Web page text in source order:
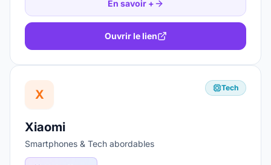
En savoir +
Ouvrir le lien
X Tech
Xiaomi
Smartphones & Tech abordables